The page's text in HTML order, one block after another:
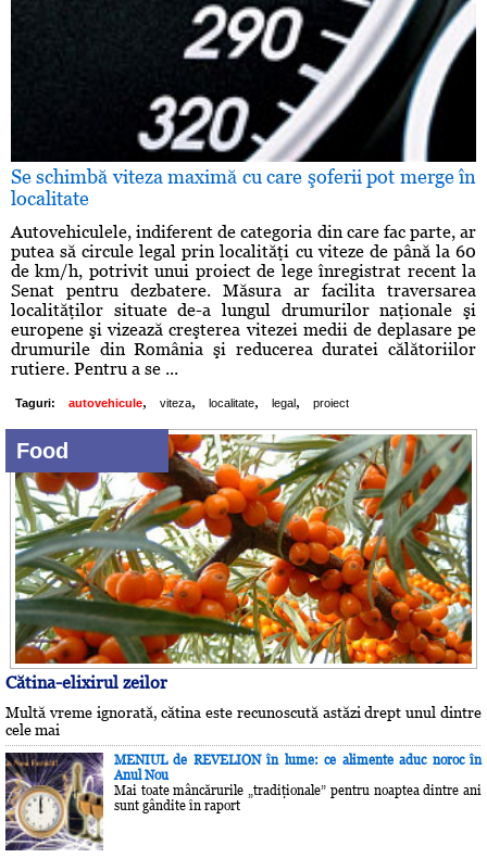
Se schimbă viteza maximă cu care şoferii pot merge în
localitate
Autovehiculele, indiferent de categoria din care fac parte, ar
putea să circule legal prin localităţi cu viteze de până la 60
de km/h, potrivit unui proiect de lege înregistrat recent la
Senat pentru dezbatere. Măsura ar facilita traversarea
localităţilor situate de-a lungul drumurilor naţionale şi
europene şi vizează creşterea vitezei medii de deplasare pe
drumurile din România şi reducerea duratei călătoriilor
rutiere. Pentru a se ...
Taguri: autovehicule, viteza, localitate, legal , proiect
Food
Cătina-elixirul zeilor
Multă vreme ignorată, cătina este recunoscută astăzi drept unul dintre
cele mai
MENIUL de REVELION în lume: ce alimente aduc noroc în
Anul Nou
Mai toate mâncărurile „tradiţionale” pentru noaptea dintre ani
sunt gândite în raport